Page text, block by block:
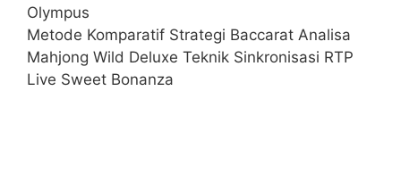
Olympus
Metode Komparatif Strategi Baccarat Analisa
Mahjong Wild Deluxe Teknik Sinkronisasi RTP
Live Sweet Bonanza